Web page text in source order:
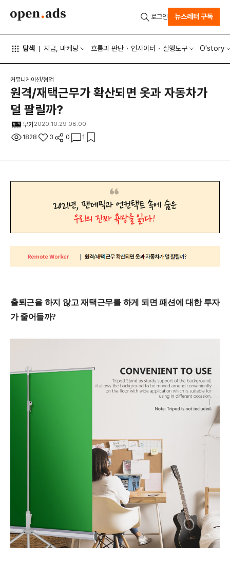
탐색 지금, 마케팅 흐름과 판단 인사이터 실행도구 O'story
로그인 뉴스레터 구독
커뮤니케이션/협업
원격/재택근무가 확산되면 옷과 자동차가
덜 팔릴까?
부키 2020.10.29 08:00
1828 3 0 1
출퇴근을 하지 않고 재택근무를 하게 되면 패션에 대한 투자
가 줄어들까?